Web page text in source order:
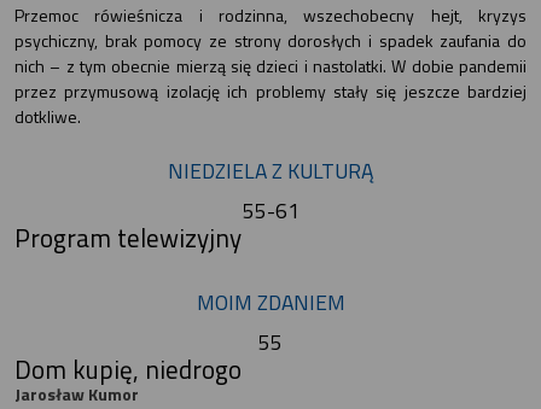
Przemoc rówieśnicza i rodzinna, wszechobecny hejt, kryzys
psychiczny, brak pomocy ze strony dorosłych i spadek zaufania do
nich – z tym obecnie mierzą się dzieci i nastolatki. W dobie pandemii
przez przymusową izolację ich problemy stały się jeszcze bardziej
dotkliwe.
NIEDZIELA Z KULTURĄ
55-61
Program telewizyjny
MOIM ZDANIEM
55
Dom kupię, niedrogo
Jarosław Kumor